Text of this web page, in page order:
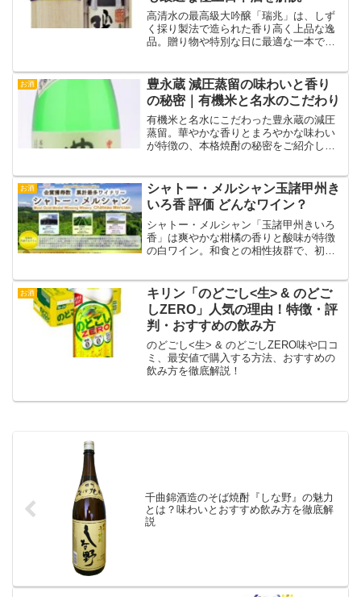
高清水の最高級大吟醸「瑞兆」は、しず
く採り製法で造られた香り高く上品な逸
品。贈り物や特別な日に最適な一本で
お酒
豊永蔵 減圧蒸留の味わいと香り
の秘密｜有機米と名水のこだわり
有機米と名水にこだわった豊永蔵の減圧
蒸留。華やかな香りとまろやかな味わい
が特徴の、本格焼酎の秘密をご紹介しま
お酒
シャトー・メルシャン玉諸甲州き
いろ香 評価 どんなワイン？
シャトー・メルシャン「玉諸甲州きいろ
香」は爽やかな柑橘の香りと酸味が特徴
の白ワイン。和食との相性抜群で、初心
お酒
キリン「のどごし<生> & のどご
しZERO」人気の理由！特徴・評
判・おすすめの飲み方
のどごし<生> & のどごしZERO味や口コ
ミ、最安値で購入する方法、おすすめの
飲み方を徹底解説！
千曲錦酒造のそば焼酎『しな野』の魅力
とは？味わいとおすすめ飲み方を徹底解
説